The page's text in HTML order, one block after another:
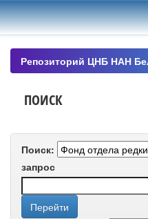
Skip
navigation
Репозиторий ЦНБ НАН
ПОИСК
Поиск:
запрос